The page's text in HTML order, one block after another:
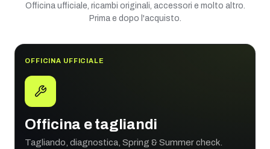
Officina ufficiale, ricambi originali, accessori e molto altro.
Prima e dopo l'acquisto.
OFFICINA UFFICIALE
Officina e tagliandi
Tagliando, diagnostica, Spring & Summer check.